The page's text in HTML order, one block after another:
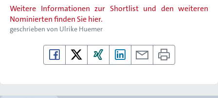
Weitere Informationen zur Shortlist und den weiteren
Nominierten finden Sie hier.
geschrieben von Ulrike Huemer